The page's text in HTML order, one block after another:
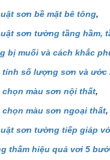
sơn bề mặt bê tông,
sơn tường tầng hầm,
bị muối và cách khắc
tính số lượng sơn và
chọn màu sơn nội thất,
chọn màu sơn ngoại thất,
sơn tường tiếp giáp
thấm hiệu quả vơi 5